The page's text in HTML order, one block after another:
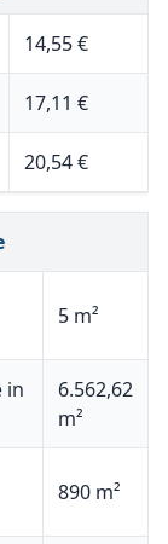
14,55 €
17,11 €
20,54 €
5 m²
in
6.562,62
m²
890 m²